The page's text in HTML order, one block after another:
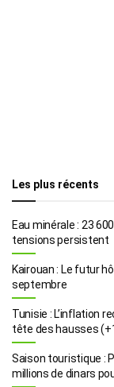
Les plus récents
Eau minérale : 23
tensions persistent
Kairouan : Le futur
septembre
Tunisie : L’inflation
tête des hausses
Saison touristique :
millions de dinars